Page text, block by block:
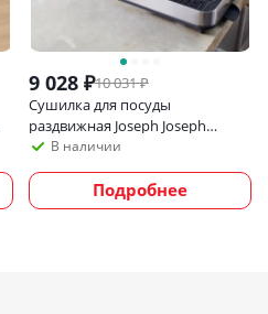
9 028₽10 031₽
Сушилка для посуды
раздвижная Joseph Joseph
Extend Steel Slim
В наличии
Подробнее